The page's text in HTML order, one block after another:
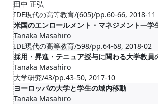
田中 正弘
IDE現代の高等教育/(605)/pp.60-66, 2018-11
米国のエンロールメント・マネジメント―
Tanaka Masahiro
IDE現代の高等教育/598/pp.64-68, 2018-02
採用・昇進・テニュア授与に関わる大学教
Tanaka Masahiro
大学研究/43/pp.43-50, 2017-10
ヨーロッパの大学と学生の域内移動
Tanaka Masahiro